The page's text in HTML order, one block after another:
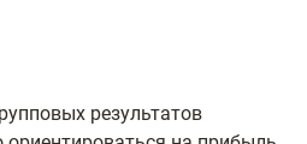
результатов